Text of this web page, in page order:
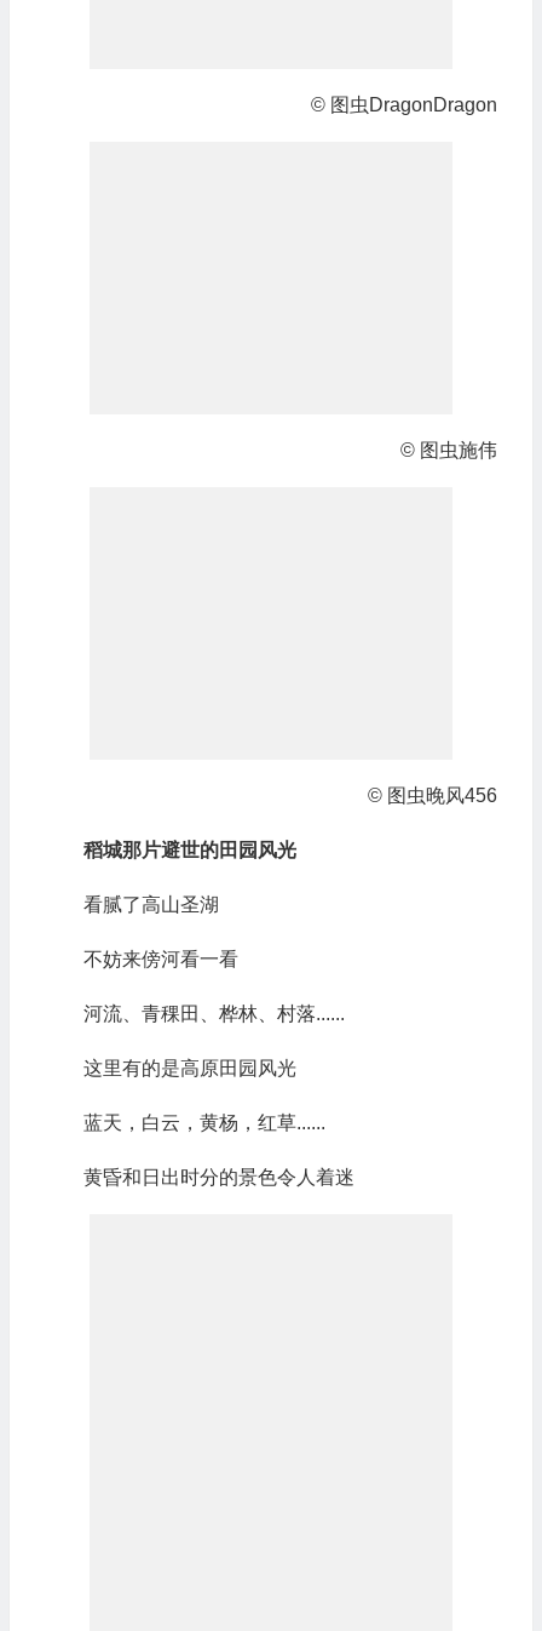
© 图虫DragonDragon
© 图虫施伟
© 图虫晚风456
稻城那片避世的田园风光
看腻了高山圣湖
不妨来傍河看一看
河流、青稞田、桦林、村落......
这里有的是高原田园风光
蓝天，白云，黄杨，红草......
黄昏和日出时分的景色令人着迷